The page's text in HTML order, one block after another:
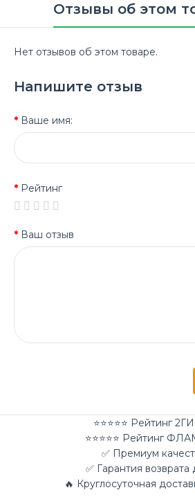
Отзывы об этом
Нет отзывов об этом товаре.
Напишите отзыв
Ваше имя:
Рейтинг
Ваш отзыв
⭐⭐⭐⭐⭐ Рейтинг
⭐⭐⭐⭐⭐ Рейтинг
✅ Премиум
✅ Гарантия возврата
🔥 Круглосуточная